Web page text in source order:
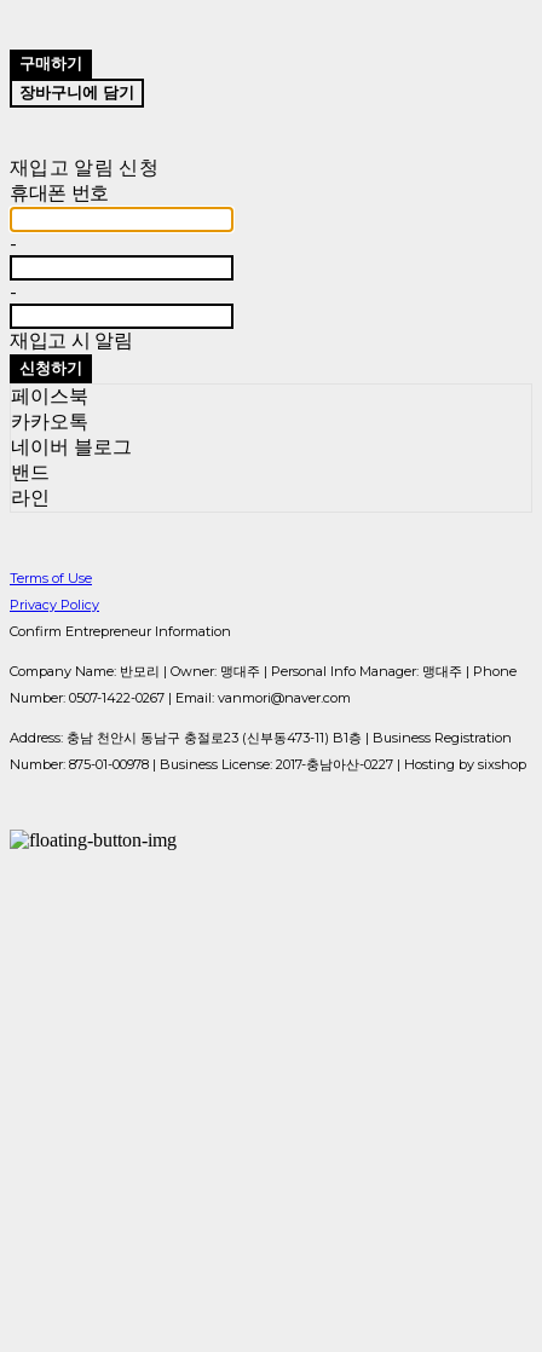
구매하기
장바구니에 담기
재입고 알림 신청
휴대폰 번호
-
-
재입고 시 알림
신청하기
페이스북
카카오톡
네이버 블로그
밴드
라인
Terms of Use
Privacy Policy
Confirm Entrepreneur Information
Company Name: 반모리 | Owner: 맹대주 | Personal Info Manager: 맹대주 | Phone
Number: 0507-1422-0267 | Email: vanmori@naver.com
Address: 충남 천안시 동남구 충절로23 (신부동473-11) B1층 | Business Registration
Number: 875-01-00978 | Business License: 2017-충남아산-0227 | Hosting by sixshop